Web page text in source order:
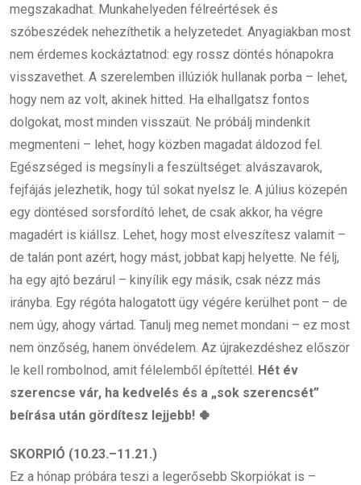
megszakadhat. Munkahelyeden félreértések és
szóbeszédek nehezíthetik a helyzetedet. Anyagiakban most
nem érdemes kockáztatnod: egy rossz döntés hónapokra
visszavethet. A szerelemben illúziók hullanak porba – lehet,
hogy nem az volt, akinek hitted. Ha elhallgatsz fontos
dolgokat, most minden visszaüt. Ne próbálj mindenkit
megmenteni – lehet, hogy közben magadat áldozod fel.
Egészséged is megsínyli a feszültséget: alvászavarok,
fejfájás jelezhetik, hogy túl sokat nyelsz le. A július közepén
egy döntésed sorsfordító lehet, de csak akkor, ha végre
magadért is kiállsz. Lehet, hogy most elveszítesz valamit –
de talán pont azért, hogy mást, jobbat kapj helyette. Ne félj,
ha egy ajtó bezárul – kinyílik egy másik, csak nézz más
irányba. Egy régóta halogatott ügy végére kerülhet pont – de
nem úgy, ahogy vártad. Tanulj meg nemet mondani – ez most
nem önzőség, hanem önvédelem. Az újrakezdéshez először
le kell rombolnod, amit félelemből építettél. Hét év
szerencse vár, ha kedvelés és a „sok szerencsét”
beírása után gördítesz lejjebb! 🍀
SKORPIÓ (10.23.–11.21.)
Ez a hónap próbára teszi a legerősebb Skorpiókat is –